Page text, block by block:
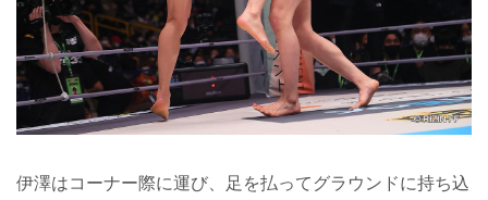
伊澤はコーナー際に運び、足を払ってグラウンドに持ち込